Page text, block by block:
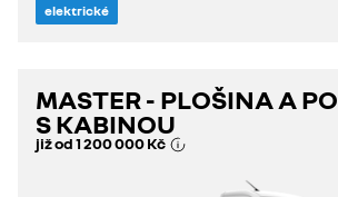
elektrické
MASTER - PLOŠINA A
S KABINOU
již od1 200 000 Kč